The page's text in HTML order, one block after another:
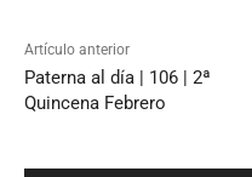
Artículo anterior
Paterna al día | 106 | 2ª
Quincena Febrero